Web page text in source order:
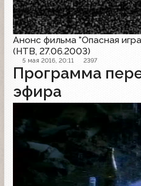
Анонс фильма "Опасная
(НТВ, 27.06.2003)
5 мая 2016, 20:11 2397
Программа
эфира